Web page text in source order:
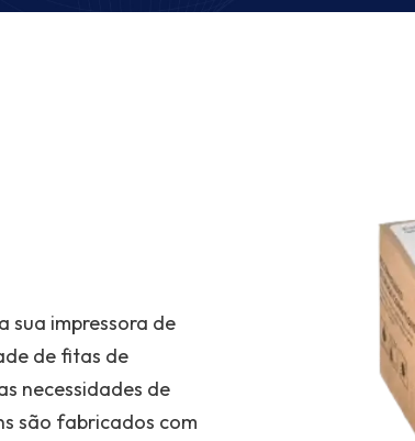
sua impressora de
de fitas de
necessidades de
são fabricados com